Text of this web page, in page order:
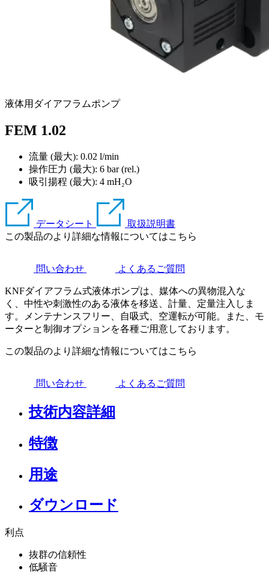
液体用ダイアフラムポンプ
FEM 1.02
流量 (最大): 0.02 l/min
操作圧力 (最大): 6 bar (rel.)
吸引揚程 (最大): 4 mH₂O
データシート
取扱説明書
この製品のより詳細な情報についてはこちら
問い合わせ よくあるご質問
KNFダイアフラム式液体ポンプは、媒体への異物混入な
く、中性や刺激性のある液体を移送、計量、定量注入しま
す。メンテナンスフリー、自吸式、空運転が可能。また、モ
ーターと制御オプションを各種ご用意しております。
この製品のより詳細な情報についてはこちら
問い合わせ よくあるご質問
技術内容詳細
特徴
用途
ダウンロード
利点
抜群の信頼性
低騒音